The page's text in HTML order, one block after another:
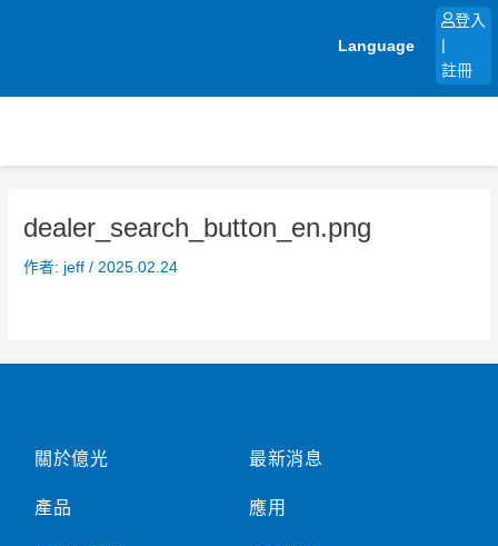
Language
登入
註冊
dealer_search_button_en.png
作者: jeff/ 2025.02.24
關於億光
產品
最新消息
應用